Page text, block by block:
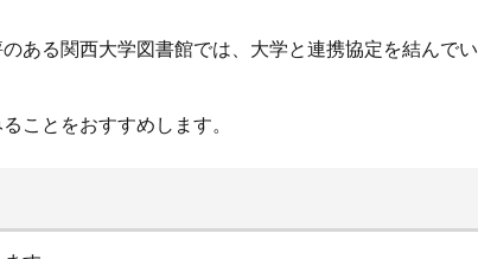
ある関西大学図書館では、大学と連携協定を結んでい
ことをおすすめします。